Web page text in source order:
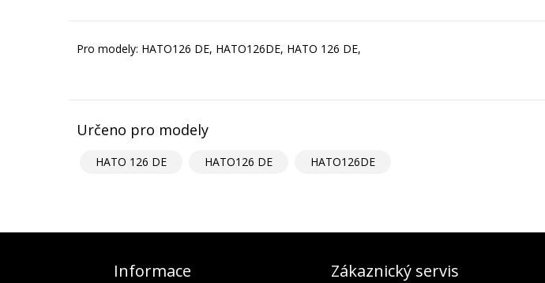
Pro modely: HATO126 DE, HATO126DE, HATO 126 DE,
Určeno pro modely
HATO 126 DE HATO126 DE HATO126DE
Informace Zákaznický servis